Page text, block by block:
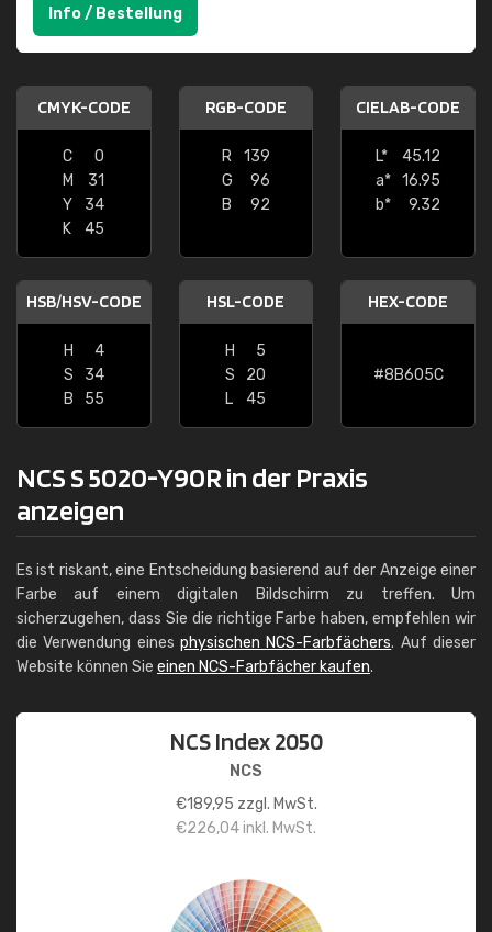
Info / Bestellung
CMYK-CODE
C
0
M
31
Y
34
K
45
RGB-CODE
R
139
G
96
B
92
CIELAB-CODE
L*
45.12
a* 16.95
b*
9.32
HSB/HSV-CODE
H
4
S
34
B
55
HSL-CODE
H
5
S
20
L
45
HEX-CODE
#8B605C
NCS S 5020-Y90R in der Praxis
anzeigen
Es ist riskant, eine Entscheidung basierend auf der Anzeige einer
Farbe auf einem digitalen Bildschirm zu treffen. Um
sicherzugehen, dass Sie die richtige Farbe haben, empfehlen wir
die Verwendung eines physischen NCS-Farbfächers. Auf dieser
Website können Sie einen NCS-Farbfächer kaufen.
NCS Index 2050
NCS
€189,95 zzgl. MwSt.
€226,04inkl. MwSt.